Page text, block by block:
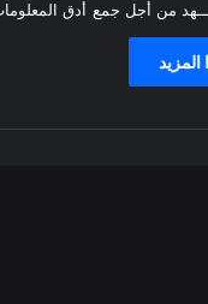
من أجل جمع أدق
المزيد